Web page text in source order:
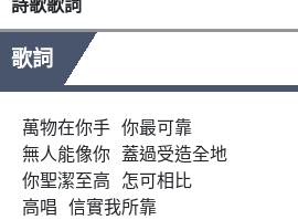
詩歌歌詞
歌詞
萬物在你手  你最可靠
無人能像你  蓋過受造全地
你聖潔至高  怎可相比
高唱  信實我所靠